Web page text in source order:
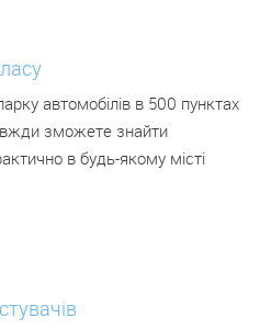
автомобілів в 500 пунктах
зможете знайти
в будь-якому місті